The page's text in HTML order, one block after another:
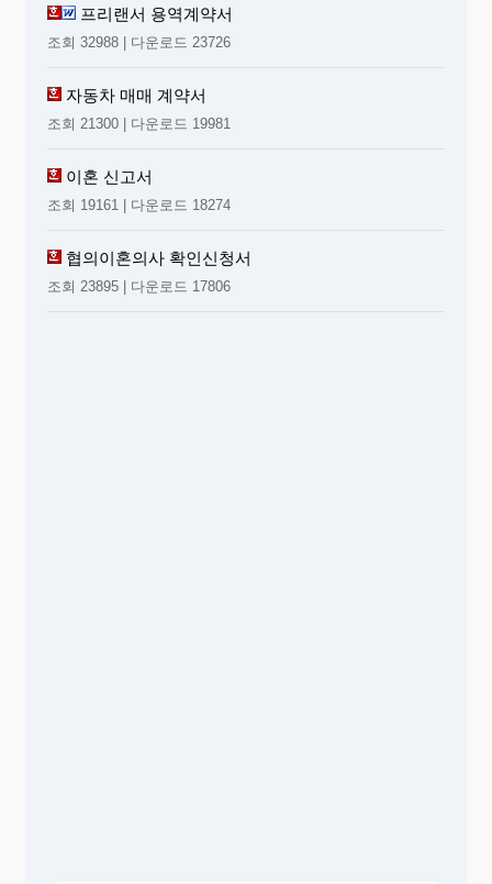
프리랜서 용역계약서
조회 32988 | 다운로드 23726
자동차 매매 계약서
조회 21300 | 다운로드 19981
이혼 신고서
조회 19161 | 다운로드 18274
협의이혼의사 확인신청서
조회 23895 | 다운로드 17806